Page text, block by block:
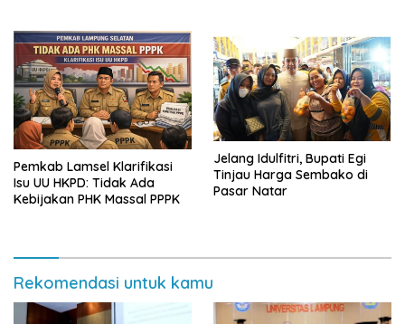
Pemkab Lamsel Klarifikasi
Isu UU HKPD: Tidak Ada
Kebijakan PHK Massal PPPK
Jelang Idulfitri, Bupati Egi
Tinjau Harga Sembako di
Pasar Natar
Rekomendasi untuk kamu